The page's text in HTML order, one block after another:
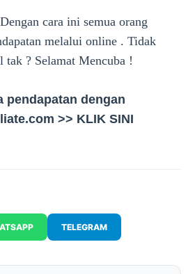
cara ini semua orang
melalui online . Tidak
tak ? Selamat Mencuba !
pendapatan dengan
>> KLIK SINI
TELEGRAM